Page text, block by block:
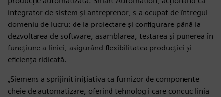
integrator de sistem și antreprenor, s-a ocupat de întregul
domeniu de lucru: de la proiectare și configurare până la
dezvoltarea de software, asamblarea, testarea și punerea în
funcțiune a liniei, asigurând flexibilitatea producției și
eficiența ridicată.
„Siemens a sprijinit inițiativa ca furnizor de componente
cheie de automatizare, oferind tehnologii care conduc linia